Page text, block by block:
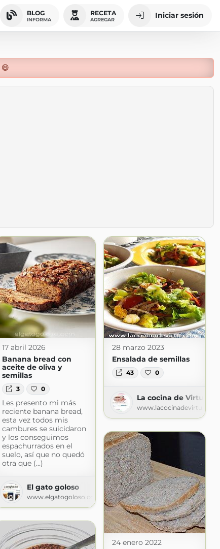
BLOG
INFORMA
RECETA
AGREGAR Iniciar sesión
17 abril 2026
Banana bread con
aceite de oliva y
semillas
3 0
Les presento mi más
reciente banana bread,
esta vez todos mis
cambures se suicidaron
y los conseguimos
espachurrados en el
suelo, así que no quedó
otra que (...)
El gato goloso
www.elgatogoloso.com
28 marzo 2023
Ensalada de semillas
43 0
La cocina de Virtu
www.lacocinadevirtu.com
24 enero 2022